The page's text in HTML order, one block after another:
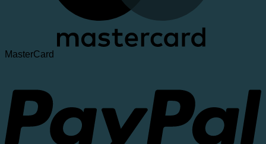
MasterCard